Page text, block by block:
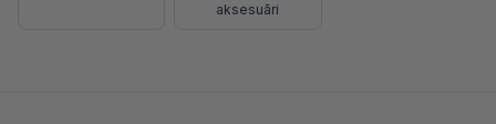
aksesuāri